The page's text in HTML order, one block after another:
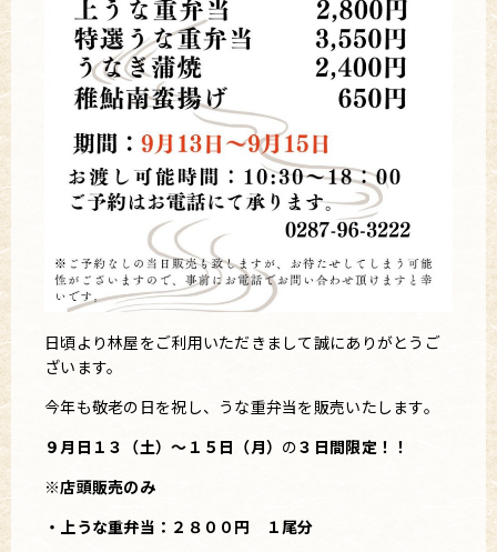
日頃より林屋をご利用いただきまして誠にありがとうご
ざいます。
今年も敬老の日を祝し、うな重弁当を販売いたします。
９月日１３（土）～１５日（月） の３ 日間限定！！
※店頭販売のみ
・上うな重弁当：２８００円 １尾分